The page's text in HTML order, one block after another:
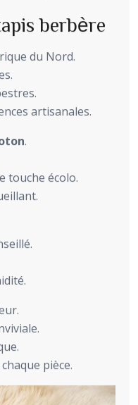
berbère
du Nord.
artisanales.
.
touche écolo.
pièce.